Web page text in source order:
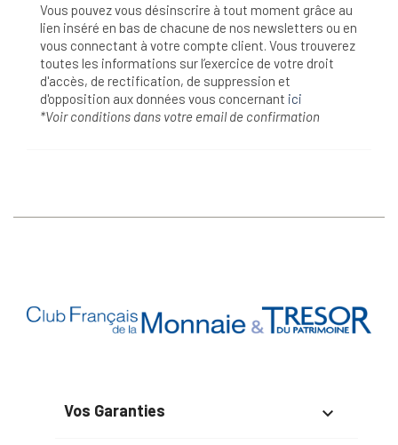
Vous pouvez vous désinscrire à tout moment grâce au
lien inséré en bas de chacune de nos newsletters ou en
vous connectant à votre compte client. Vous trouverez
toutes les informations sur l’exercice de votre droit
d'accès, de rectification, de suppression et
d'opposition aux données vous concernant ici
*Voir conditions dans votre email de confirmation
Vos Garanties 